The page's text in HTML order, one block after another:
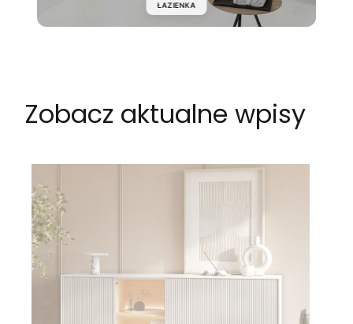
ŁAZIENKA
Zobacz aktualne wpisy